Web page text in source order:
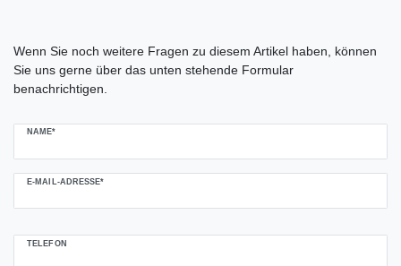
Wenn Sie noch weitere Fragen zu diesem Artikel haben, können
Sie uns gerne über das unten stehende Formular
benachrichtigen.
NAME*
E-MAIL-ADRESSE*
TELEFON